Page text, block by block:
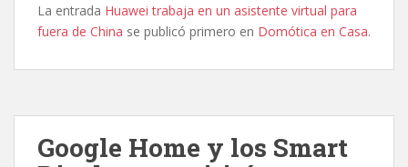
La entrada Huawei trabaja en un asistente virtual para
fuera de China se publicó primero en Domótica en Casa.
Google Home y los Smart